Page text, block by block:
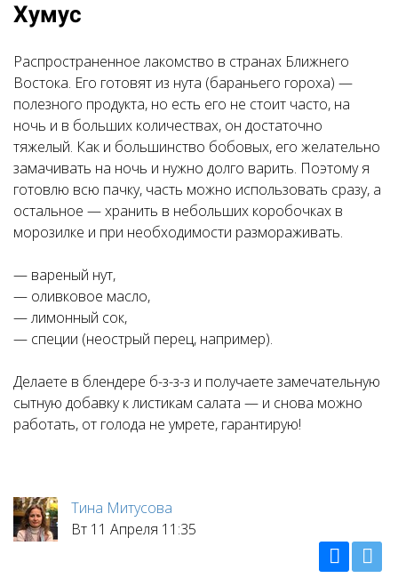
Хумус
Распространенное лакомство в странах Ближнего
Востока. Его готовят из нута (бараньего гороха) —
полезного продукта, но есть его не стоит часто, на
ночь и в больших количествах, он достаточно
тяжелый. Как и большинство бобовых, его желательно
замачивать на ночь и нужно долго варить. Поэтому я
готовлю всю пачку, часть можно использовать сразу, а
остальное — хранить в небольших коробочках в
морозилке и при необходимости размораживать.
— вареный нут,
— оливковое масло,
— лимонный сок,
— специи (неострый перец, например).
Делаете в блендере б-з-з-з и получаете замечательную
сытную добавку к листикам салата — и снова можно
работать, от голода не умрете, гарантирую!
Тина Митусова
Вт 11 Апреля 11:35